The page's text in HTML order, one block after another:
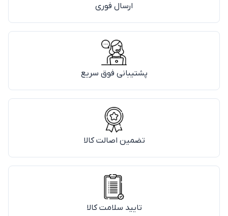
ارسال فوری
پشتیبانی فوق سریع
تضمین اصالت کالا
تایید سلامت کالا